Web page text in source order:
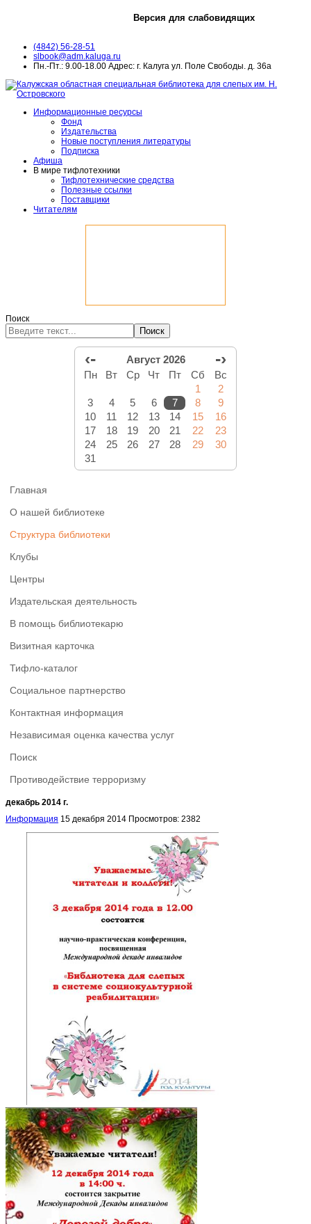
Версия для слабовидящих
(4842) 56-28-51
slbook@adm.kaluga.ru
Пн.-Пт.: 9.00-18.00 Адрес: г. Калуга ул. Поле Свободы. д. 36а
Информационные ресурсы
Фонд
Издательства
Новые поступления литературы
Подписка
Афиша
В мире тифлотехники
Тифлотехнические средства
Полезные ссылки
Поставщики
Читателям
Поиск
Поиск
‹- Август 2026 -›
Пн Вт Ср Чт Пт Сб
Вс
1
2
3
4 5 6 7 8
9
10
11 12 13 14 15
16
17
18 19 20 21 22
23
24
25 26 27 28 29
30
31
Главная
О нашей библиотеке
Структура библиотеки
Клубы
Центры
Издательская деятельность
В помощь библиотекарю
Визитная карточка
Тифло-каталог
Социальное партнерство
Контактная информация
Независимая оценка качества услуг
Поиск
Противодействие терроризму
декабрь 2014 г.
Информация 15 декабря 2014 Просмотров: 2382